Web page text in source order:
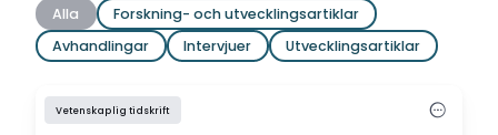
Alla
Forskning- och utvecklingsartiklar
Avhandlingar
Intervjuer Utvecklingsartiklar
Vetenskaplig tidskrift